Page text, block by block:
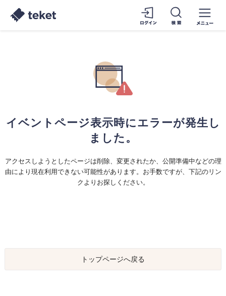
イベントページ表示時にエラーが発生し
ました。
アクセスしようとしたページは削除、変更されたか、公開準備中などの理
由により現在利用できない可能性があります。お手数ですが、下記のリン
クよりお探しください。
トップページへ戻る